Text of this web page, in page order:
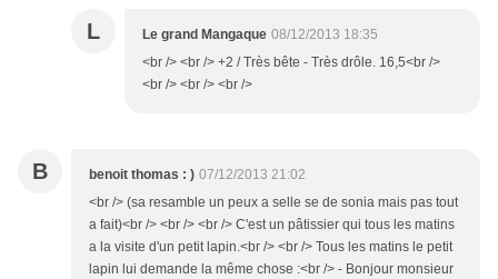
L Le grand Mangaque 08/12/2013 18:35
<br /> <br /> +2 / Très bête - Très drôle. 16,5<br />
<br /> <br /> <br />
B benoit thomas : ) 07/12/2013 21:02
<br /> (sa resamble un peux a selle se de sonia mais pas tout
a fait)<br /> <br /> <br /> C'est un pâtissier qui tous les matins
a la visite d'un petit lapin.<br /> <br /> Tous les matins le petit
lapin lui demande la même chose :<br /> - Bonjour monsieur